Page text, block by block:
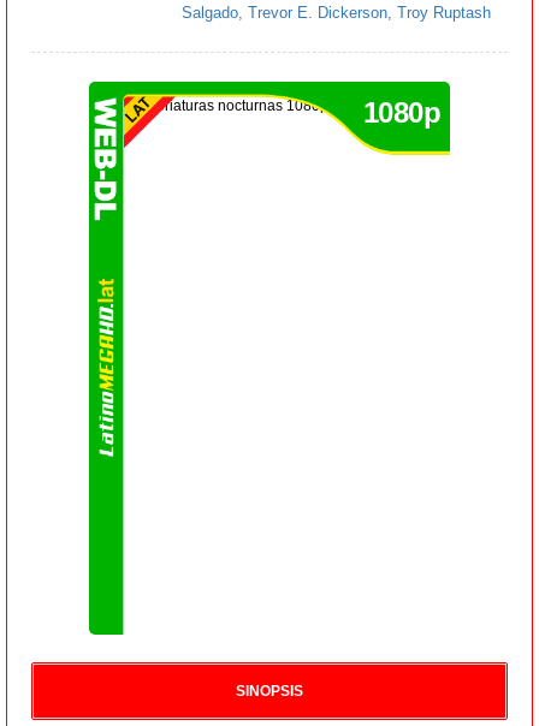
Salgado Trevor E. Dickerson Troy Ruptash
1080p
SINOPSIS